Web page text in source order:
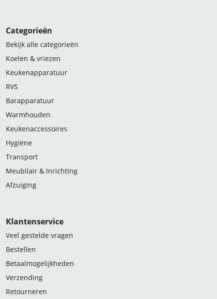
Categorieën
Bekijk alle categorieën
Koelen & vriezen
Keukenapparatuur
RVS
Barapparatuur
Warmhouden
Keukenaccessoires
Hygiëne
Transport
Meubilair & Inrichting
Afzuiging
Klantenservice
Veel gestelde vragen
Bestellen
Betaalmogelijkheden
Verzending
Retourneren